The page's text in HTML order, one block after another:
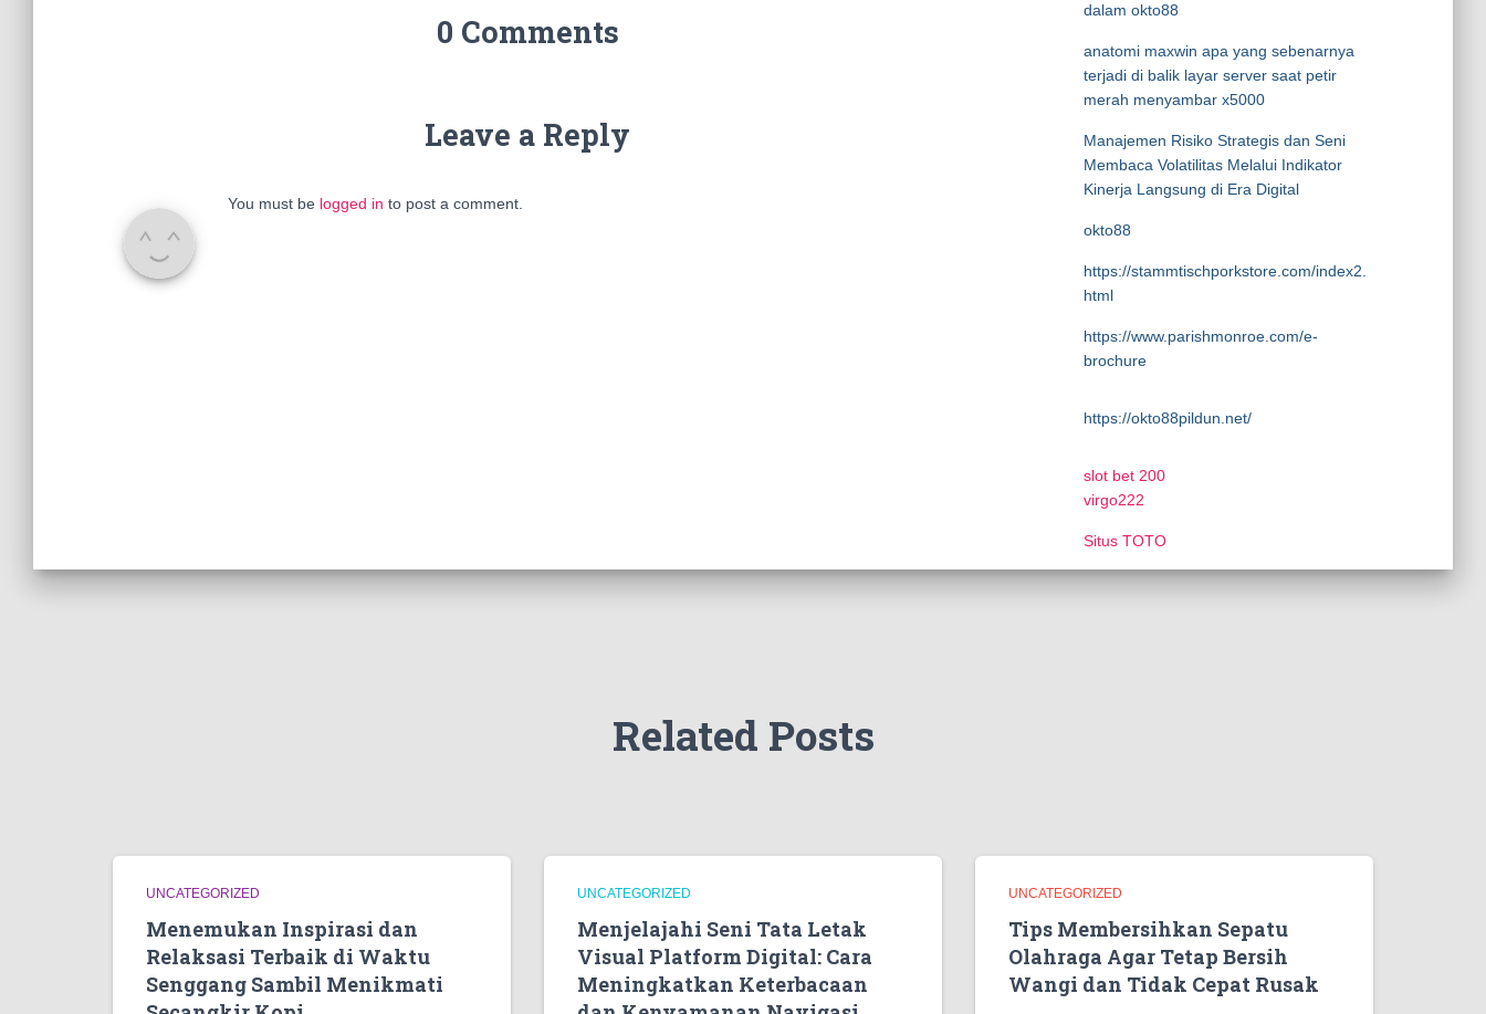
0 Comments
Leave a Reply
You must be logged in to post a comment.
dalam okto88
anatomi maxwin apa yang sebenarnya
terjadi di balik layar server saat petir
merah menyambar x5000
Manajemen Risiko Strategis dan Seni
Membaca Volatilitas Melalui Indikator
Kinerja Langsung di Era Digital
okto88
https://stammtischporkstore.com/index2.
html
https://www.parishmonroe.com/e-
brochure
https://okto88pildun.net/
slot bet 200
virgo222
Situs TOTO
Related Posts
UNCATEGORIZED
Menemukan Inspirasi dan
Relaksasi Terbaik di Waktu
Senggang Sambil Menikmati
UNCATEGORIZED
Menjelajahi Seni Tata Letak
Visual Platform Digital: Cara
Meningkatkan Keterbacaan
UNCATEGORIZED
Tips Membersihkan Sepatu
Olahraga Agar Tetap Bersih
Wangi dan Tidak Cepat Rusak